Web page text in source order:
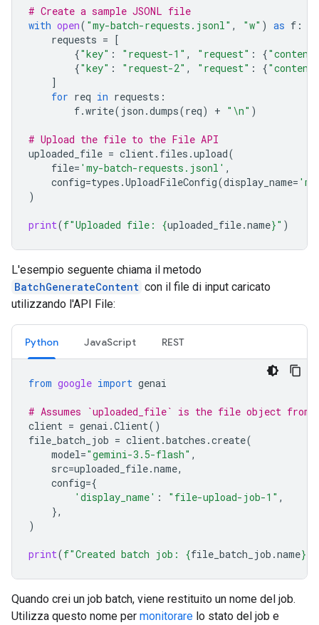
# Create a sample JSONL file
with open( "my-batch-requests.jsonl" , "w" ) as f :
requests = [
{"key" : "request-1" , "request" : {
{"key" : "request-2" , "request" : {
]
for req in requests :
f.write( json .dumps(req) + " \n" )
# Upload the file to the File API
uploaded_file = client. files .upload(
file= 'my-batch-requests.jsonl' ,
config=types .UploadFileConfig(display_name=
)
print(f"Uploaded file: {uploaded_file.name}" )
L'esempio seguente chiama il metodo
BatchGenerateContent con il file di input caricato
utilizzando l'API File:
Python JavaScript REST
from google import genai
# Assumes `uploaded_file` is the file object from
client = genai .Client()
file_batch_job = client.batches .create(
model="gemini-3.5-flash" ,
src=uploaded_file.name,
config={
'display_name' : "file-upload-job-1" ,
},
)
print(f"Created batch job: {file_batch_job .name}
Quando crei un job batch, viene restituito un nome del job.
Utilizza questo nome per monitorare lo stato del job e